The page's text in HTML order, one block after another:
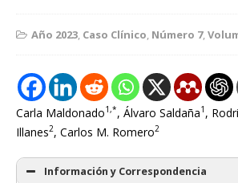
Año 2023, Caso Clínico, Número 7,
Carla Maldonado1,*, Álvaro Saldaña1 ,
Illanes2, Carlos M. Romero2
Información y Correspondencia